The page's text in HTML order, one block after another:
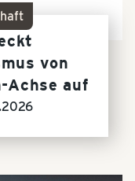
von
Achse auf